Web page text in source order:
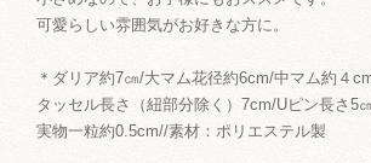
可愛らしい雰囲気がお好きな方に。
＊ダリア約7㎝/大マム花径約6cm/中マム約４
タッセル長さ（紐部分除く）7cm/Uピン長さ5
実物一粒約0.5cm//素材：ポリエステル製